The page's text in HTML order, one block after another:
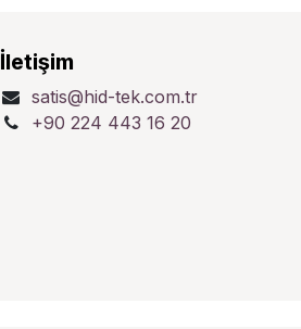
İletişim
satis@hid-tek.com.tr
+90 224 443 16 20